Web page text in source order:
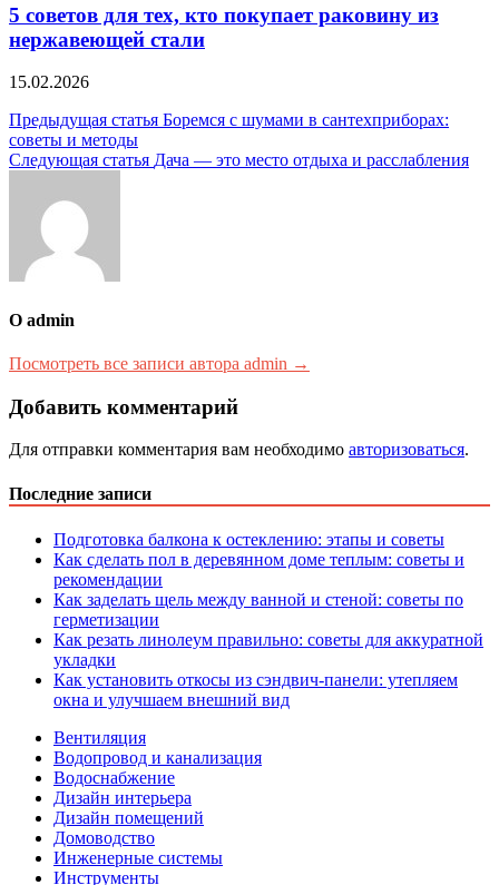
5 советов для тех, кто покупает раковину из
нержавеющей стали
15.02.2026
Навигация
по
Предыдущая статья Боремся с шумами в сантехприборах:
советы и методы
Следующая статья Дача — это место отдыха и расслабления
О admin
Посмотреть все записи автора admin →
Добавить комментарий
Для отправки комментария вам необходимо авторизоваться.
Последние записи
Подготовка балкона к остеклению: этапы и советы
Как сделать пол в деревянном доме теплым: советы и
рекомендации
Как заделать щель между ванной и стеной: советы по
герметизации
Как резать линолеум правильно: советы для аккуратной
укладки
Как установить откосы из сэндвич-панели: утепляем
окна и улучшаем внешний вид
Вентиляция
Водопровод и канализация
Водоснабжение
Дизайн интерьера
Дизайн помещений
Домоводство
Инженерные системы
Инструменты